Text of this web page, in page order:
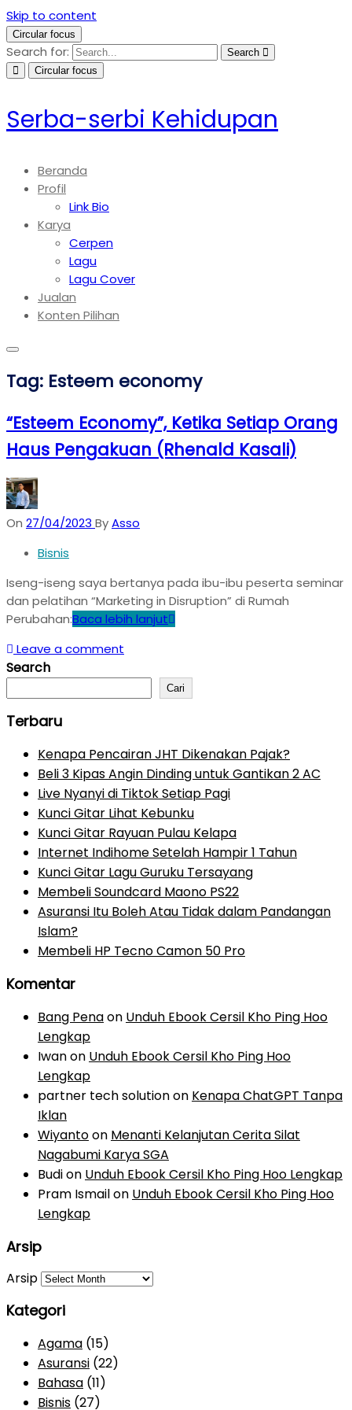
Skip to content
Circular focus
Search for:
Search
Circular focus
Serba-serbi Kehidupan
Beranda
Profil
Link Bio
Karya
Cerpen
Lagu
Lagu Cover
Jualan
Konten Pilihan
Tag: Esteem economy
“Esteem Economy”, Ketika Setiap Orang
Haus Pengakuan (Rhenald Kasali)
On 27/04/2023 ByAsso
Bisnis
Iseng-iseng saya bertanya pada ibu-ibu peserta seminar
dan pelatihan “Marketing in Disruption” di Rumah
Perubahan:Baca lebih lanjut
Leave a comment
Search
Cari
Terbaru
Kenapa Pencairan JHT Dikenakan Pajak?
Beli 3 Kipas Angin Dinding untuk Gantikan 2 AC
Live Nyanyi di Tiktok Setiap Pagi
Kunci Gitar Lihat Kebunku
Kunci Gitar Rayuan Pulau Kelapa
Internet Indihome Setelah Hampir 1 Tahun
Kunci Gitar Lagu Guruku Tersayang
Membeli Soundcard Maono PS22
Asuransi Itu Boleh Atau Tidak dalam Pandangan
Islam?
Membeli HP Tecno Camon 50 Pro
Komentar
Bang Penaon Unduh Ebook Cersil Kho Ping Hoo
Lengkap
Iwanon Unduh Ebook Cersil Kho Ping Hoo
Lengkap
partner tech solutionon Kenapa ChatGPT Tanpa
Iklan
Wiyantoon Menanti Kelanjutan Cerita Silat
Nagabumi Karya SGA
Budion Unduh Ebook Cersil Kho Ping Hoo Lengkap
Pram Ismailon Unduh Ebook Cersil Kho Ping Hoo
Lengkap
Arsip
Arsip
Kategori
Agama (15)
Asuransi (22)
Bahasa (11)
Bisnis (27)